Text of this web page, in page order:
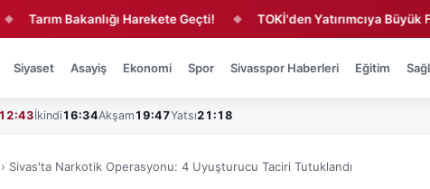
Bakanlığı Harekete Geçti! ◆ TOKİ'den Yatırımcıya Büyük Fırsat!
Siyaset Asayiş Ekonomi Spor Sivasspor Haberleri Eğitim
12:43İkindi 16:34Akşam 19:47Yatsı21:18
› Sivas'ta Narkotik Operasyonu: 4 Uyuşturucu Taciri Tutuklandı